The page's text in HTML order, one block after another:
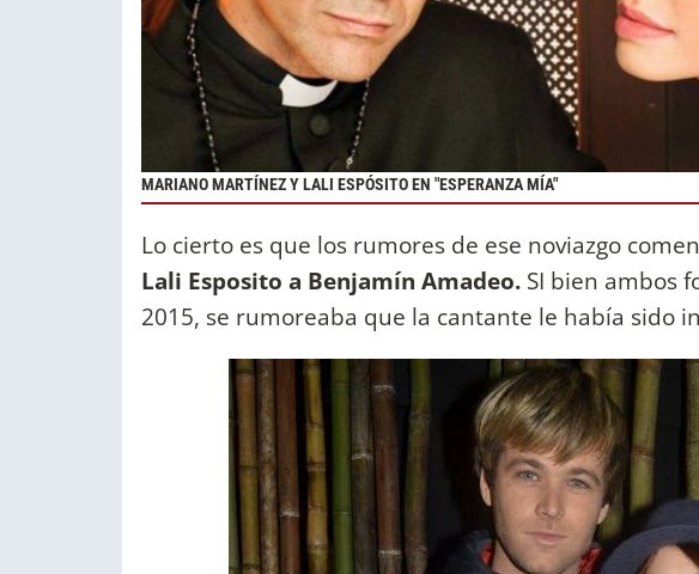
MARIANO MARTÍNEZ Y LALI ESPÓSITO EN "ESPERANZA MÍA"
Lo cierto es que los rumores de ese noviazgo
Lali Esposito a Benjamín Amadeo. SI bien ambos
2015, se rumoreaba que la cantante le había sido